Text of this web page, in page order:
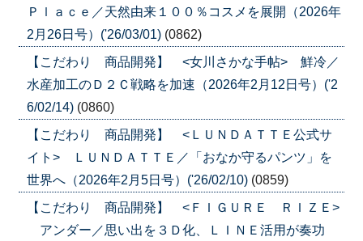
Ｐｌａｃｅ／天然由来１００％コスメを展開（2026年
2月26日号）('26/03/01) (0862)
【こだわり 商品開発】 <女川さかな手帖> 鮮冷／
水産加工のＤ２Ｃ戦略を加速（2026年2月12日号）('2
6/02/14) (0860)
【こだわり 商品開発】 <ＬＵＮＤＡＴＴＥ公式サ
イト> ＬＵＮＤＡＴＴＥ／「おなか守るパンツ」を
世界へ（2026年2月5日号）('26/02/10) (0859)
【こだわり 商品開発】 <ＦＩＧＵＲＥ ＲＩＺＥ>
アンダー／思い出を３Ｄ化、ＬＩＮＥ活用が奏功